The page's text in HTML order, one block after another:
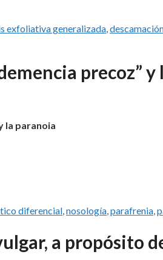
exfoliativa generalizada
precoz”
la paranoia
diferencial nosología parafrenia
a propósito